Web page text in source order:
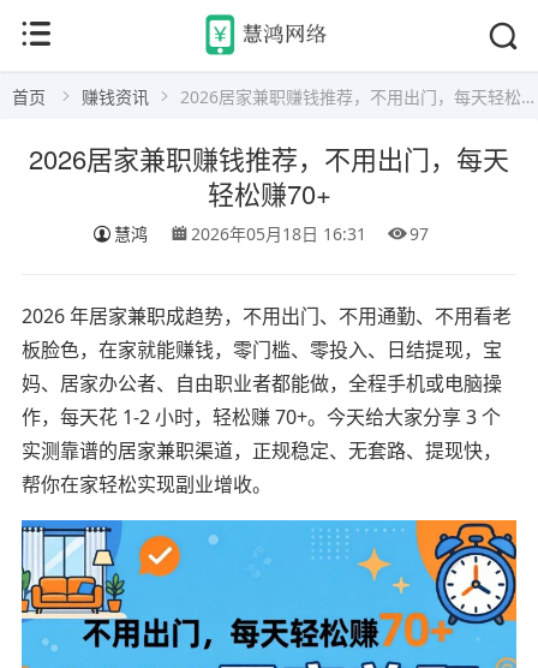
首页 赚钱资讯 2026居家兼职赚钱推荐，不用出门，每天轻松赚70+
2026居家兼职赚钱推荐，不用出门，每天
轻松赚70+
慧鸿 2026年05月18日 16:31 97
2026 年居家兼职成趋势，不用出门、不用通勤、不用看老
板脸色，在家就能赚钱，零门槛、零投入、日结提现，宝
妈、居家办公者、自由职业者都能做，全程手机或电脑操
作，每天花 1-2 小时，轻松赚 70+。今天给大家分享 3 个
实测靠谱的居家兼职渠道，正规稳定、无套路、提现快，
帮你在家轻松实现副业增收。